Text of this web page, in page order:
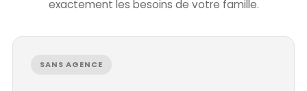
exactement les besoins de votre famille.
SANS AGENCE